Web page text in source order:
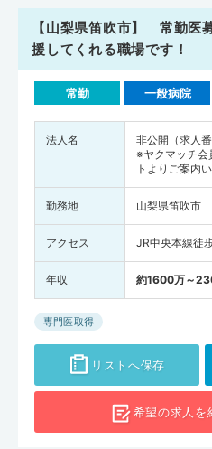
【山梨県笛吹市】 常勤医
援してくれる職場です！
常勤 一般病院
法人名
非公開（求人
※ヤクマッチ会
トよりご案内
勤務地 山梨県笛吹市
アクセス JR中央本線徒
年収 約1600万～
専門医取得
リストへ保存
希望の求人を